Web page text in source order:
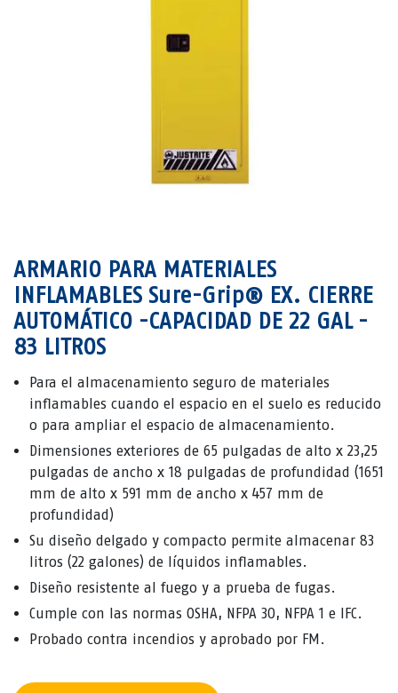
ARMARIO PARA MATERIALES
INFLAMABLES Sure-Grip® EX. CIERRE
AUTOMÁTICO -CAPACIDAD DE 22 GAL -
83 LITROS
Para el almacenamiento seguro de materiales
inflamables cuando el espacio en el suelo es reducido
o para ampliar el espacio de almacenamiento.
Dimensiones exteriores de 65 pulgadas de alto x 23,25
pulgadas de ancho x 18 pulgadas de profundidad (1651
mm de alto x 591 mm de ancho x 457 mm de
profundidad)
Su diseño delgado y compacto permite almacenar 83
litros (22 galones) de líquidos inflamables.
Diseño resistente al fuego y a prueba de fugas.
Cumple con las normas OSHA, NFPA 30, NFPA 1 e IFC.
Probado contra incendios y aprobado por FM.